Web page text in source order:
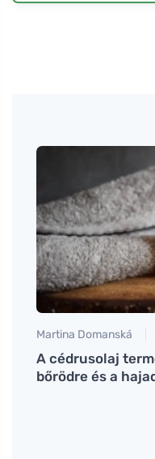
Martina Domanská
A cédrusolaj
bőrödre és a